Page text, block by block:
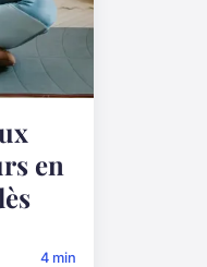
en
4 min